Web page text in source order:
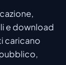
e download
caricano